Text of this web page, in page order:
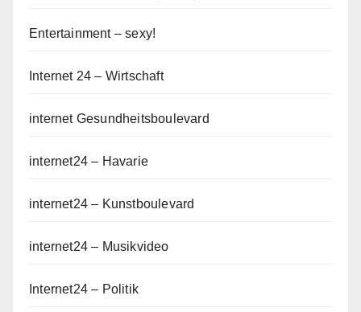
Entertainment – sexy!
Internet 24 – Wirtschaft
internet Gesundheitsboulevard
internet24 – Havarie
internet24 – Kunstboulevard
internet24 – Musikvideo
Internet24 – Politik